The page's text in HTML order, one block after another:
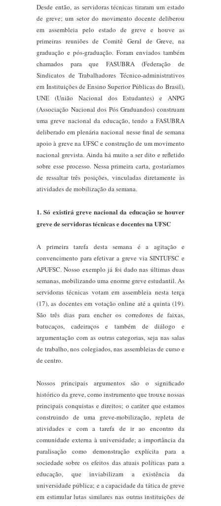
Desde então, as servidoras técnicas tiraram um estado
de greve; um setor do movimento docente deliberou
em assembleia pelo estado de greve e houve as
primeiras reuniões de Comitê Geral de Greve, na
graduação e pós-graduação. Foram enviados também
chamados para que FASUBRA (Federação de
Sindicatos de Trabalhadores Técnico-administrativos
em Instituições de Ensino Superior Públicas do Brasil),
UNE (União Nacional dos Estudantes) e ANPG
(Associação Nacional dos Pós Graduandos) construam
uma greve nacional da educação, tendo a FASUBRA
deliberado em plenária nacional nesse final de semana
apoio à greve na UFSC e construção de um movimento
nacional grevista. Ainda há muito a ser dito e refletido
sobre esse processo. Nessa primeira carta, gostaríamos
de ressaltar três posições, vinculadas diretamente às
atividades de mobilização da semana.
1. Só existirá greve nacional da educação se houver
greve de servidoras técnicas e docentes na UFSC
A primeira tarefa desta semana é a agitação e
convencimento para efetivar a greve via SINTUFSC e
APUFSC. Nosso exemplo já foi dado nas últimas duas
semanas, mobilizando uma enorme greve estudantil. As
servidoras técnicas votam em assembleia nesta terça
(17), as docentes em votação online até a quinta (19).
São três dias para encher os corredores de faixas,
batucaços, cadeiraços e também de diálogo e
argumentação com as outras categorias, seja nas salas
de trabalho, nos colegiados, nas assembleias de curso e
de centro.
Nossos principais argumentos são o significado
histórico da greve, como instrumento que trouxe nossas
principais conquistas e direitos; o caráter que estamos
construindo de uma greve-mobilização, repleta de
atividades e com a tarefa de ir ao encontro da
comunidade externa à universidade; a importância da
paralisação como demonstração explícita para a
sociedade sobre os efeitos das atuais políticas para a
educação, que inviabilizam a existência da
universidade pública; e a capacidade da tática de greve
em estimular lutas similares nas outras instituições de